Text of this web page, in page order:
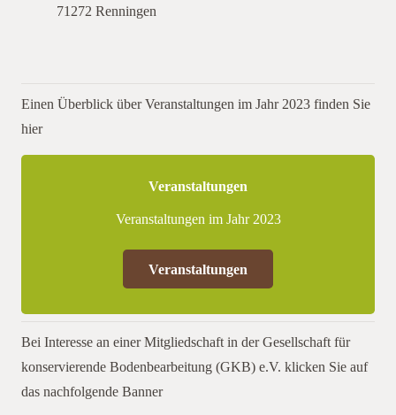
71272 Renningen
Einen Überblick über Veranstaltungen im Jahr 2023 finden Sie
hier
Veranstaltungen
Veranstaltungen im Jahr 2023
Veranstaltungen
Bei Interesse an einer Mitgliedschaft in der Gesellschaft für
konservierende Bodenbearbeitung (GKB) e.V. klicken Sie auf
das nachfolgende Banner